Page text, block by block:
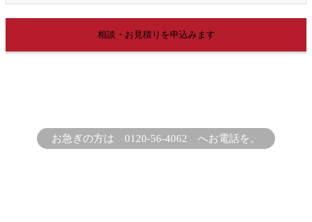
お急ぎの方は 0120-56-4062 へお電話を。